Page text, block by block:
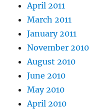
April 2011
March 2011
January 2011
November 2010
August 2010
June 2010
May 2010
April 2010